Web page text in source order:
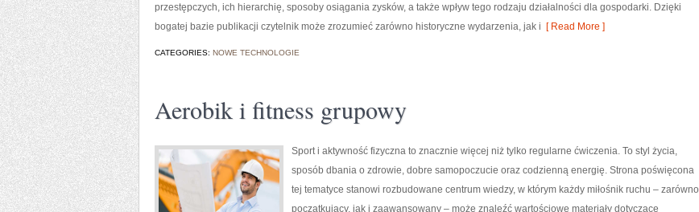
przestępczych, ich hierarchię, sposoby osiągania zysków, a także wpływ tego rodzaju działalności dla gospodarki. Dzięki
bogatej bazie publikacji czytelnik może zrozumieć zarówno historyczne wydarzenia, jak i [ Read More ]
CATEGORIES: NOWE TECHNOLOGIE
Aerobik i fitness grupowy
Sport i aktywność fizyczna to znacznie więcej niż tylko regularne ćwiczenia. To styl życia,
sposób dbania o zdrowie, dobre samopoczucie oraz codzienną energię. Strona poświęcona
tej tematyce stanowi rozbudowane centrum wiedzy, w którym każdy miłośnik ruchu – zarówno
początkujący, jak i zaawansowany – może znaleźć wartościowe materiały dotyczące